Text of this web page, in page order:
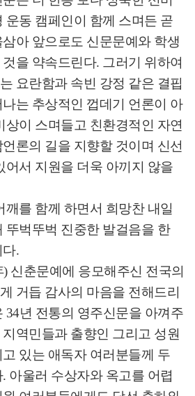
운동 캠페인이 함께 스며든 곧
아 앞으로도 신문문예와 학생
을 약속드린다. 그러기 위하여
요란함과 속빈 강정 같은 결핍
는 추상적인 껍데기 언론이 아
상이 스며들고 친환경적인 자연
론의 길을 지향할 것이며 신선
어서 지원을 더욱 아끼지 않을
깨를 함께 하면서 희망찬 내일
뚜벅뚜벅 진중한 발걸음을 한
다.
) 신춘문예에 응모해주신 전국의
거듭 감사의 마음을 전해드리
34년 전통의 영주신문을 아껴주
역민들과 출향인 그리고 성원
있는 애독자 여러분들께 두
. 아울러 수상자와 옥고를 어렵